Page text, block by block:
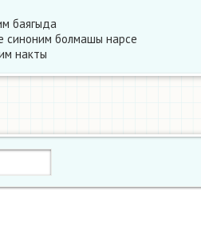
баягыда
синоним болмашы нарсе
накты